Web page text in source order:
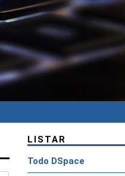
LISTAR
Todo DSpace